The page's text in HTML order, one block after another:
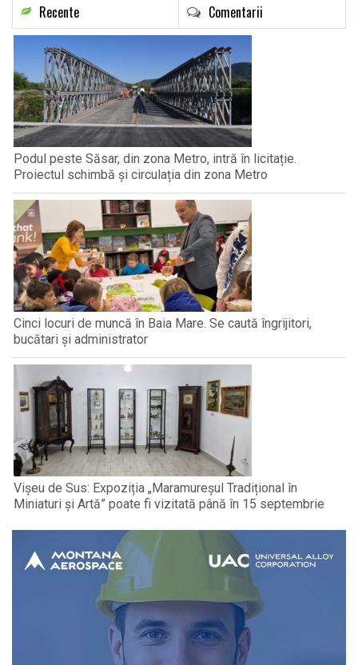
Recente Comentarii
Podul peste Săsar, din zona Metro, intră în licitație.
Proiectul schimbă și circulația din zona Metro
Cinci locuri de muncă în Baia Mare. Se caută îngrijitori,
bucătari și administrator
Vișeu de Sus: Expoziția „Maramureșul Tradițional în
Miniaturi și Artă” poate fi vizitată până în 15 septembrie